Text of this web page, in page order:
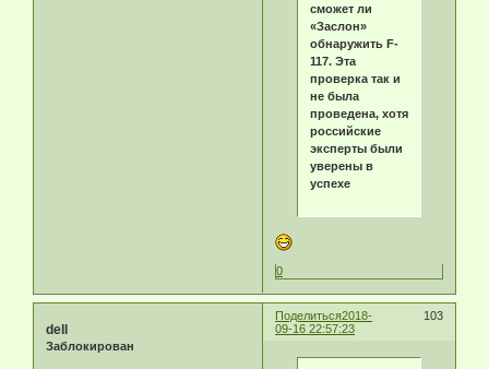
сможет ли
«Заслон»
обнаружить F-
117. Эта
проверка так и
не была
проведена, хотя
российские
эксперты были
уверены в
успехе
0
Поделиться 103
2018-
09-16 22:57:23
dell
Заблокирован